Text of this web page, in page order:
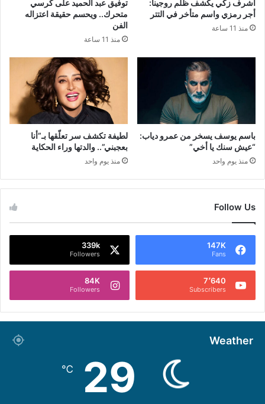
أشرف زكي يكشف ظلم روجينا:
أجر رمزي واسم متأخر في التتر
منذ 11 ساعة
توفيق عبد الحميد على كرسي
متحرك.. ويحسم حقيقة اعتزاله
الفن
منذ 11 ساعة
باسم يوسف يسخر من عمرو دياب:
“عيش سنك يا أخي”
منذ يوم واحد
لطيفة تكشف سر تعلّقها بـ”أنا
بعجبني”.. والدتها وراء الحكاية
منذ يوم واحد
Follow Us
147K
Fans
339k
Followers
7٬640
Subscribers
84K
Followers
Weather
29
℃